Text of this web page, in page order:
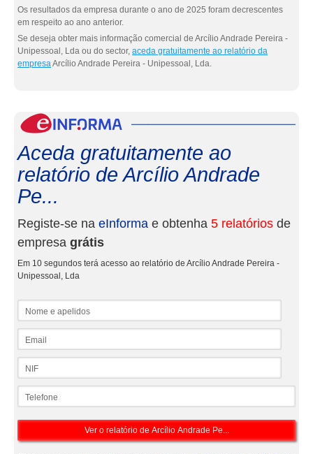
Os resultados da empresa durante o ano de 2025 foram decrescentes
em respeito ao ano anterior.
Se deseja obter mais informação comercial de Arcílio Andrade Pereira -
Unipessoal, Lda ou do sector, aceda gratuitamente ao relatório da
empresaArcílio Andrade Pereira - Unipessoal, Lda.
Aceda gratuitamente ao
relatório de Arcílio Andrade
Pe...
Registe-se na eInforma e obtenha 5 relatórios de
empresa grátis
Em 10 segundos terá acesso ao relatório de Arcílio Andrade Pereira -
Unipessoal, Lda